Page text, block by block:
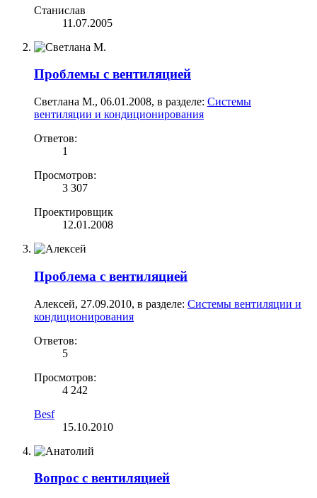
Станислав
11.07.2005
Проблемы с вентиляцией
Светлана М., 06.01.2008, в разделе: Системы
вентиляции и кондиционирования
Ответов:
1
Просмотров:
3 307
Проектировщик
12.01.2008
Проблема с вентиляцией
Алексей, 27.09.2010, в разделе: Системы вентиляции и
кондиционирования
Ответов:
5
Просмотров:
4 242
Besf
15.10.2010
Вопрос с вентиляцией